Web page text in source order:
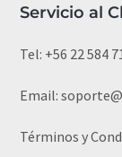
Servicio al
Tel: +56 22 584
Email:
Términos y